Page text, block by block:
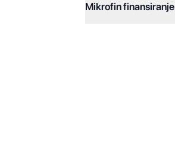
Online plaćanje na rate:
Mikrofin finansiranje